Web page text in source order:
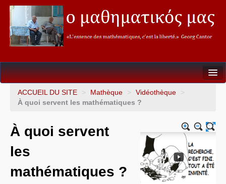
Seconde
Terminale
Soutien&Aide individualisée
La fureur des Maths
ACCUEIL DU SITE > Mathèque > Vidéothèque
>
À quoi servent les mathématiques ?
À quoi servent
les
mathématiques ?